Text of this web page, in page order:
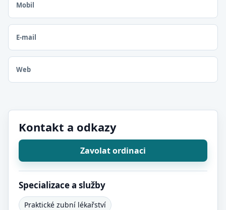
Mobil
E-mail
Web
Kontakt a odkazy
Zavolat ordinaci
Specializace a služby
Praktické zubní lékařství